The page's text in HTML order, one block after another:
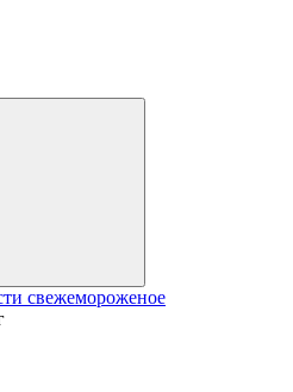
свежемороженое